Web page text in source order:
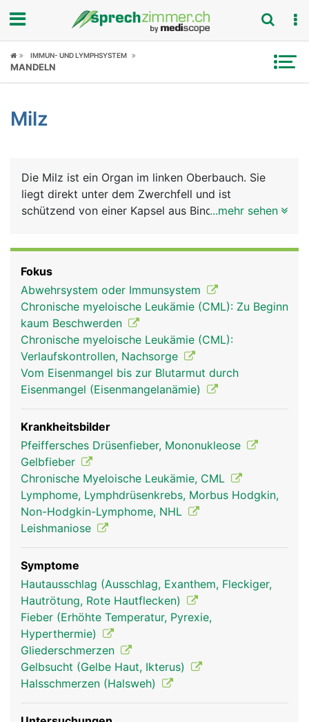
Fokus
Symptome
News
Rubriken
IMMUN- UND LYMPHSYSTEM
MANDELN
Milz
Die Milz ist ein Organ im linken Oberbauch. Sie
liegt direkt unter dem Zwerchfell und ist
schützend von einer Kapsel aus Bindegewebe
sogenannten B- und T-Lymphozyten, die als
"Killerzellen" Fremdstoffe wie Bakterien und Viren
erkennen und vernichten können. Ausserdem
werden in der Milz überalterte rote Blutkörperchen
(Erythrozyten) und Blutplättchen (Thrombozyten)
aussortiert und abgebaut.
milz frau
...mehr sehen
Fokus
Abwehrsystem oder Immunsystem
Chronische myeloische Leukämie (CML): Zu Beginn
kaum Beschwerden
Chronische myeloische Leukämie (CML):
Verlaufskontrollen, Nachsorge
Vom Eisenmangel bis zur Blutarmut durch
Eisenmangel (Eisenmangelanämie)
Krankheitsbilder
Pfeiffersches Drüsenfieber, Mononukleose
Gelbfieber
Chronische Myeloische Leukämie, CML
Lymphome, Lymphdrüsenkrebs, Morbus Hodgkin,
Non-Hodgkin-Lymphome, NHL
Leishmaniose
Symptome
Hautausschlag (Ausschlag, Exanthem, Fleckiger,
Hautrötung, Rote Hautflecken)
Fieber (Erhöhte Temperatur, Pyrexie,
Hyperthermie)
Gliederschmerzen
Gelbsucht (Gelbe Haut, Ikterus)
Halsschmerzen (Halsweh)